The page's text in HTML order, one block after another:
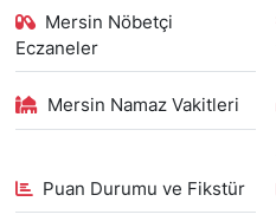
Mersin Nöbetçi
Eczaneler
Mersin Namaz Vakitleri
Puan Durumu ve Fikstür